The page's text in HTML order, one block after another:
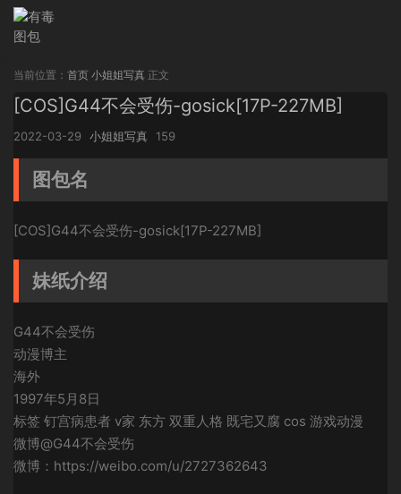
当前位置： 首页 小姐姐写真 正文
[COS]G44不会受伤-gosick[17P-227MB]
2022-03-29 小姐姐写真 159
图包名
[COS]G44不会受伤-gosick[17P-227MB]
妹纸介绍
G44不会受伤
动漫博主
海外
1997年5月8日
标签 钉宫病患者 v家 东方 双重人格 既宅又腐 cos 游戏动漫
微博@G44不会受伤
微博：https://weibo.com/u/2727362643